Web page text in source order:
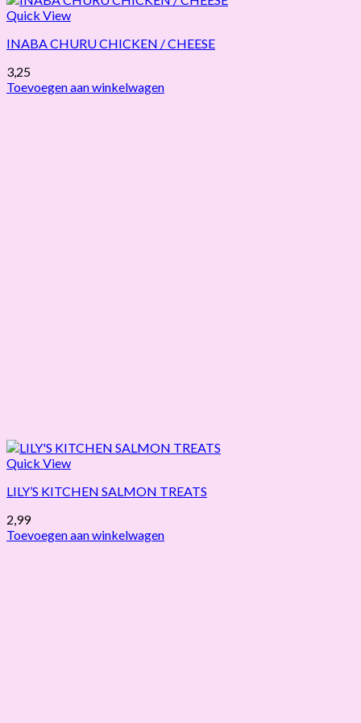
Quick View
INABA CHURU CHICKEN / CHEESE
3,25
Toevoegen aan winkelwagen
Quick View
LILY’S KITCHEN SALMON TREATS
2,99
Toevoegen aan winkelwagen